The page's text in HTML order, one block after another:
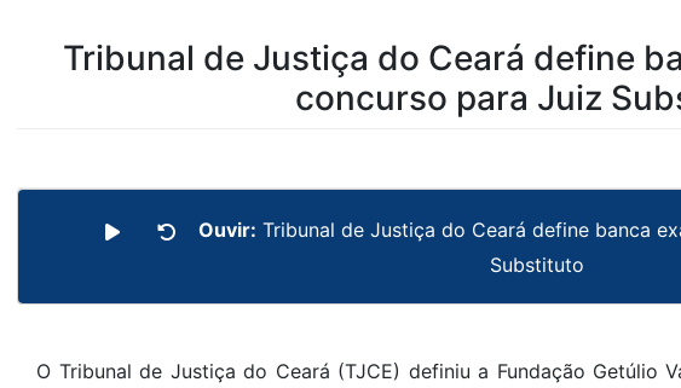
Tribunal de Justiça do Ceará define
concurso para Juiz
Ouvir: Tribunal de Justiça do Ceará define banca
Substituto
O Tribunal de Justiça do Ceará (TJCE) definiu a Fundação Getúlio